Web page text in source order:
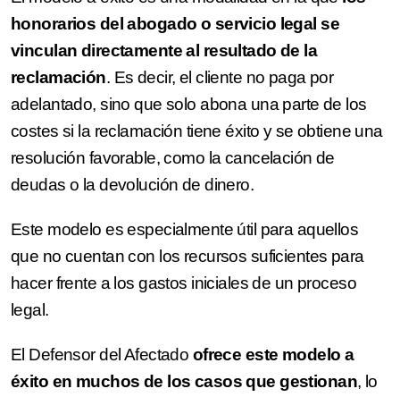
honorarios del abogado o servicio legal se
vinculan directamente al resultado de la
reclamación. Es decir, el cliente no paga por
adelantado, sino que solo abona una parte de los
costes si la reclamación tiene éxito y se obtiene una
resolución favorable, como la cancelación de
deudas o la devolución de dinero.
Este modelo es especialmente útil para aquellos
que no cuentan con los recursos suficientes para
hacer frente a los gastos iniciales de un proceso
legal.
El Defensor del Afectado ofrece este modelo a
éxito en muchos de los casos que gestionan, lo